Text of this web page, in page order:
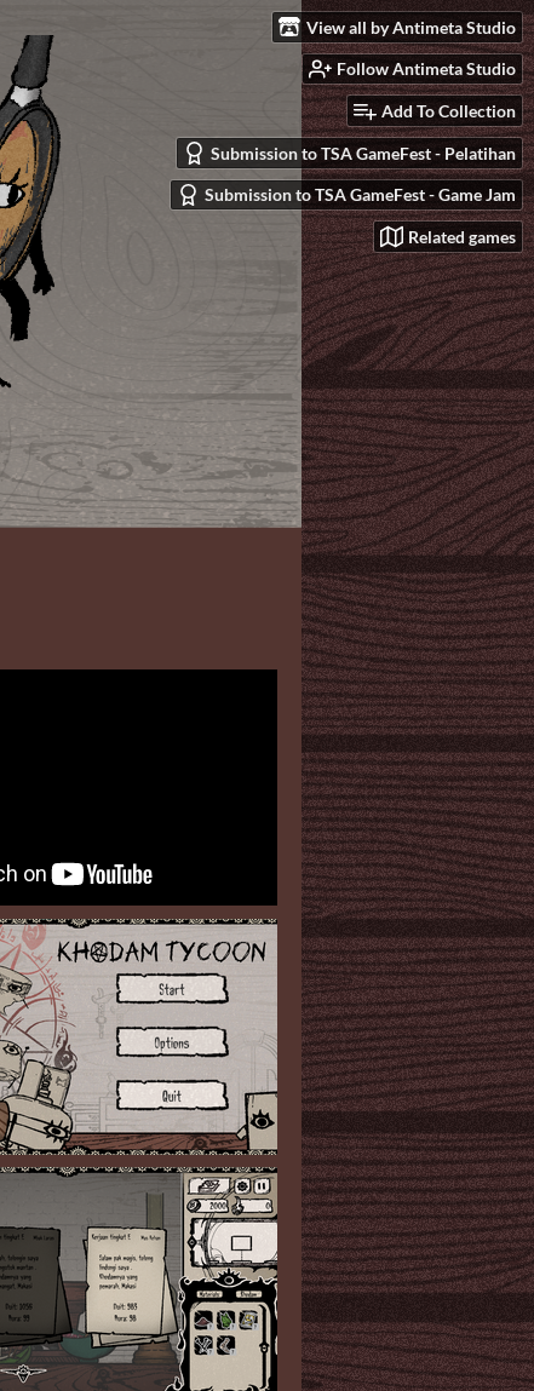
View all by Antimeta Studio
Follow Antimeta Studio
Add To Collection
Submission to TSA GameFest - Pelatihan
Submission to TSA GameFest - Game Jam
Related games